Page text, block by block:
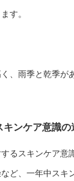
す。
、雨季と乾季が
キンケア意識の
るスキンケア意
ど、一年中スキ